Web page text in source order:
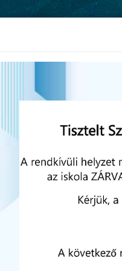
Kós Károly
Iskola
NAP ÉS
hangulattal
zenés mozgás,
a DÖK megtölti neked
lehet látogatni, illetve